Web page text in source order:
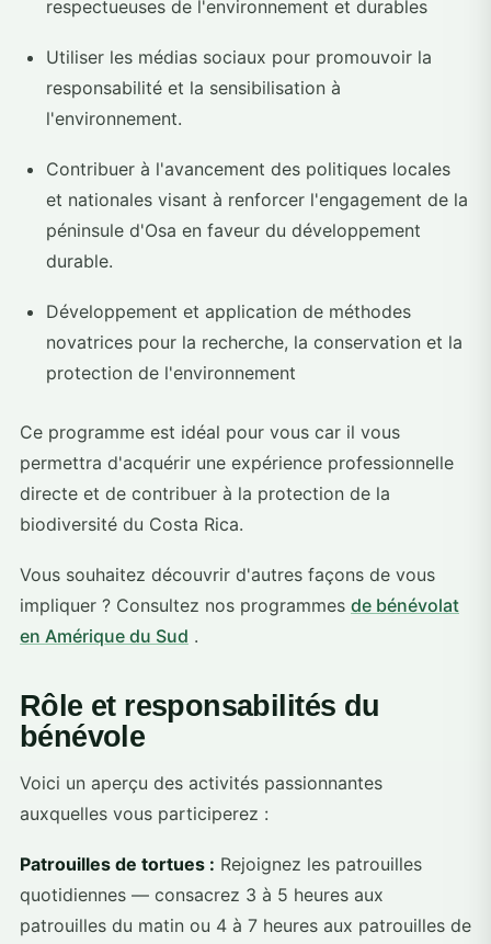
respectueuses de l'environnement et durables
Utiliser les médias sociaux pour promouvoir la
responsabilité et la sensibilisation à
l'environnement.
Contribuer à l'avancement des politiques locales
et nationales visant à renforcer l'engagement de la
péninsule d'Osa en faveur du développement
durable.
Développement et application de méthodes
novatrices pour la recherche, la conservation et la
protection de l'environnement
Ce programme est idéal pour vous car il vous
permettra d'acquérir une expérience professionnelle
directe et de contribuer à la protection de la
biodiversité du Costa Rica.
Vous souhaitez découvrir d'autres façons de vous
impliquer ? Consultez nos programmes de bénévolat
en Amérique du Sud .
Rôle et responsabilités du
bénévole
Voici un aperçu des activités passionnantes
auxquelles vous participerez :
Patrouilles de tortues : Rejoignez les patrouilles
quotidiennes — consacrez 3 à 5 heures aux
patrouilles du matin ou 4 à 7 heures aux patrouilles de